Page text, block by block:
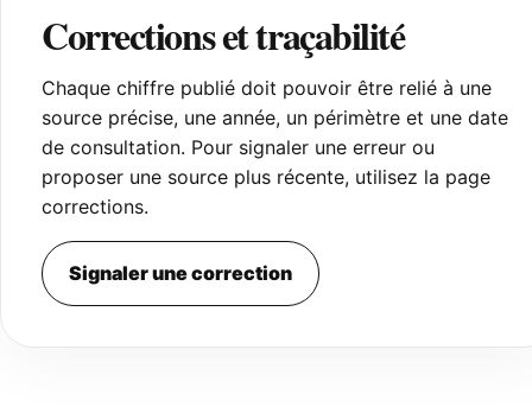
Corrections et traçabilité
Chaque chiffre publié doit pouvoir être relié à une
source précise, une année, un périmètre et une date
de consultation. Pour signaler une erreur ou
proposer une source plus récente, utilisez la page
corrections.
Signaler une correction